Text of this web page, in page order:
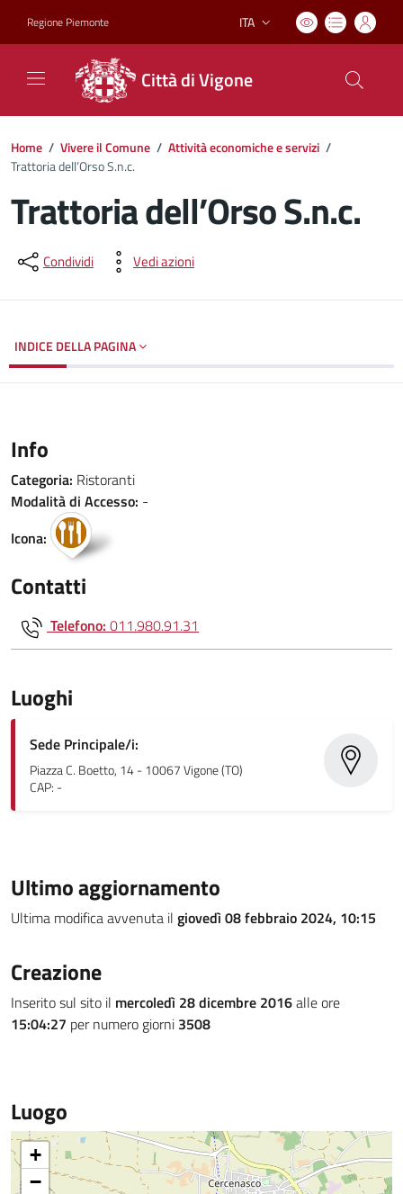
Regione Piemonte Lingua attiva:
ITA
Città di Vigone
Home / Vivere il Comune / Attività economiche e servizi /
Trattoria dell’Orso S.n.c.
Trattoria dell’Orso S.n.c.
Dettagli del documento
Condividi Vedi azioni
INDICE DELLA PAGINA
Info
Categoria: Ristoranti
Modalità di Accesso: -
Icona:
Contatti
Telefono: 011.980.91.31
Luoghi
Sede Principale/i:
Piazza C. Boetto, 14 - 10067 Vigone (TO)
CAP: -
Ultimo aggiornamento
Ultima modifica avvenuta il giovedì 08 febbraio 2024, 10:15
Creazione
Inserito sul sito il mercoledì 28 dicembre 2016alle ore
15:04:27 per numero giorni 3508
Luogo
+
−